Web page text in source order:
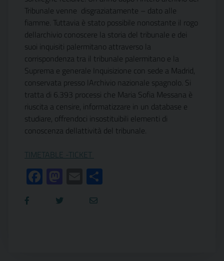
Tribunale venne  disgraziatamente – dato alle
fiamme. Tuttavia è stato possibile nonostante il rogo
dellarchivio conoscere la storia del tribunale e dei
suoi inquisiti palermitano attraverso la
corrispondenza tra il tribunale palermitano e la
Suprema e generale Inquisizione con sede a Madrid,
conservata presso lArchivio nazionale spagnolo. Si
tratta di 6.393 processi che Maria Sofia Messana è
riuscita a censire, informatizzare in un database e
studiare, offrendoci insostituibili elementi di
conoscenza dellattività del tribunale.
TIMETABLE -TICKET
Facebook
Mastodon
Email